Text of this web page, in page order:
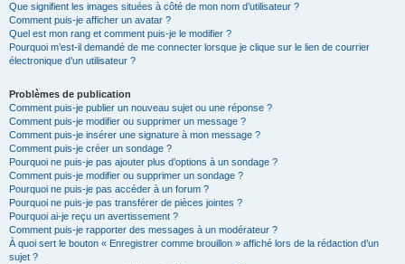
Que signifient les images situées à côté de mon nom d’utilisateur ?
Comment puis-je afficher un avatar ?
Quel est mon rang et comment puis-je le modifier ?
Pourquoi m’est-il demandé de me connecter lorsque je clique sur le lien de courrier
électronique d’un utilisateur ?
Problèmes de publication
Comment puis-je publier un nouveau sujet ou une réponse ?
Comment puis-je modifier ou supprimer un message ?
Comment puis-je insérer une signature à mon message ?
Comment puis-je créer un sondage ?
Pourquoi ne puis-je pas ajouter plus d’options à un sondage ?
Comment puis-je modifier ou supprimer un sondage ?
Pourquoi ne puis-je pas accéder à un forum ?
Pourquoi ne puis-je pas transférer de pièces jointes ?
Pourquoi ai-je reçu un avertissement ?
Comment puis-je rapporter des messages à un modérateur ?
À quoi sert le bouton « Enregistrer comme brouillon » affiché lors de la rédaction d’un
sujet ?